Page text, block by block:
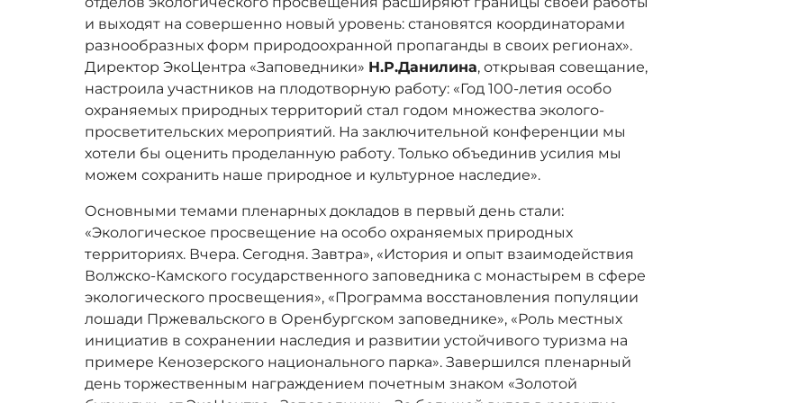
и выходят на совершенно новый уровень: становятся координаторами
разнообразных форм природоохранной пропаганды в своих регионах».
Директор ЭкоЦентра «Заповедники» Н.Р.Данилина, открывая совещание,
настроила участников на плодотворную работу: «Год 100-летия особо
охраняемых природных территорий стал годом множества эколого-
просветительских мероприятий. На заключительной конференции мы
хотели бы оценить проделанную работу. Только объединив усилия мы
можем сохранить наше природное и культурное наследие».
Основными темами пленарных докладов в первый день стали:
«Экологическое просвещение на особо охраняемых природных
территориях. Вчера. Сегодня. Завтра», «История и опыт взаимодействия
Волжско-Камского государственного заповедника с монастырем в сфере
экологического просвещения», «Программа восстановления популяции
лошади Пржевальского в Оренбургском заповеднике», «Роль местных
инициатив в сохранении наследия и развитии устойчивого туризма на
примере Кенозерского национального парка». Завершился пленарный
день торжественным награждением почетным знаком «Золотой